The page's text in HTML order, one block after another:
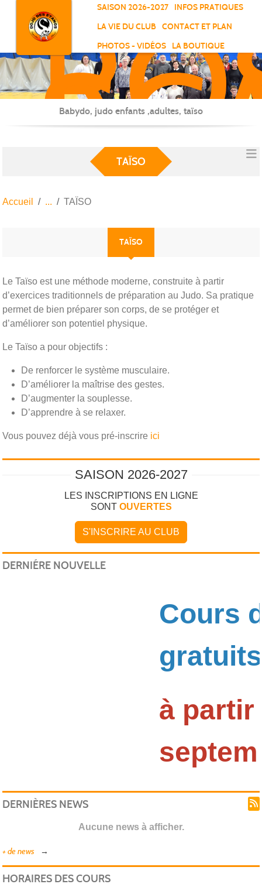
SAISON 2026-2027
INFOS PRATIQUES
LA VIE DU CLUB
CONTACT ET PLAN
PHOTOS - VIDÉOS
LA BOUTIQUE
-
-
Babydo, judo enfants ,adultes, taïso
TAÏSO
Accueil TAÏSO
TAÏSO
Le Taïso est une méthode moderne, construite à partir
d’exercices traditionnels de préparation au Judo. Sa pratique
permet de bien préparer son corps, de se protéger et
d’améliorer son potentiel physique.
Le Taïso a pour objectifs :
De renforcer le système musculaire.
D’améliorer la maîtrise des gestes.
D’augmenter la souplesse.
D’apprendre à se relaxer.
Vous pouvez déjà vous pré-inscrire ici
SAISON 2026-2027
LES INSCRIPTIONS EN LIGNE
SONT OUVERTES
S'INSCRIRE AU CLUB
DERNIÉRE NOUVELLE
Cours
gratuits
à partir
DERNIÈRES NEWS
Aucune news à afficher.
+ de news
HORAIRES DES COURS
Panneau de gestion des cookies